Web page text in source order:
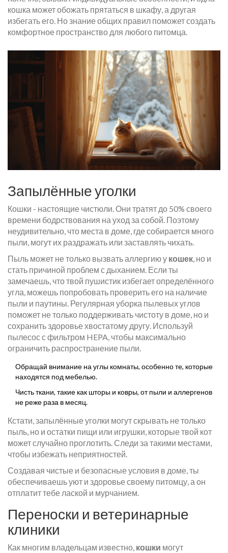
кошка может обожать прятаться в шкафу, а другая
избегать его. Но знание общих правил поможет создать
комфортное пространство для любого питомца.
Запылённые уголки
Кошки - настоящие чистюли. Они тратят до 50% своего
времени бодрствования на уход за собой. Поэтому
неудивительно, что места в доме, где собирается много
пыли, могут их раздражать или заставлять чихать.
Пыль может не только вызвать аллергию у кошек, но и
стать причиной проблем с дыханием. Если ты
замечаешь, что твой пушистик избегает определённого
угла, можешь попробовать проверить его на наличие
пыли и паутины. Регулярная уборка пылевых углов
поможет не только поддерживать чистоту в доме, но и
сохранить здоровье хвостатому другу. Используй
пылесос с фильтром HEPA, чтобы максимально
ограничить распространение пыли.
Обращай внимание на углы комнаты, особенно те, которые
находятся под мебелью.
Чисть ткани, такие как шторы и ковры, от пыли и аллергенов
не реже раза в месяц.
Кстати, запылённые уголки могут скрывать не только
пыль, но и остатки пищи или игрушки, которые твой кот
может случайно проглотить. Следи за такими местами,
чтобы избежать неприятностей.
Создавая чистые и безопасные условия в доме, ты
обеспечиваешь уют и здоровье своему питомцу, а он
отплатит тебе лаской и мурчанием.
Переноски и ветеринарные
клиники
Как многим владельцам известно, кошки могут